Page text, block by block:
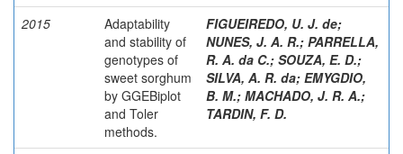
2015
Adaptability
and stability of
genotypes of
sweet sorghum
by GGEBiplot
and Toler
methods.
FIGUEIREDO, U. J. de;
NUNES, J. A. R.; PARRELLA,
R. A. da C.; SOUZA, E. D.;
SILVA, A. R. da; EMYGDIO,
B. M.; MACHADO, J. R. A.;
TARDIN, F. D.